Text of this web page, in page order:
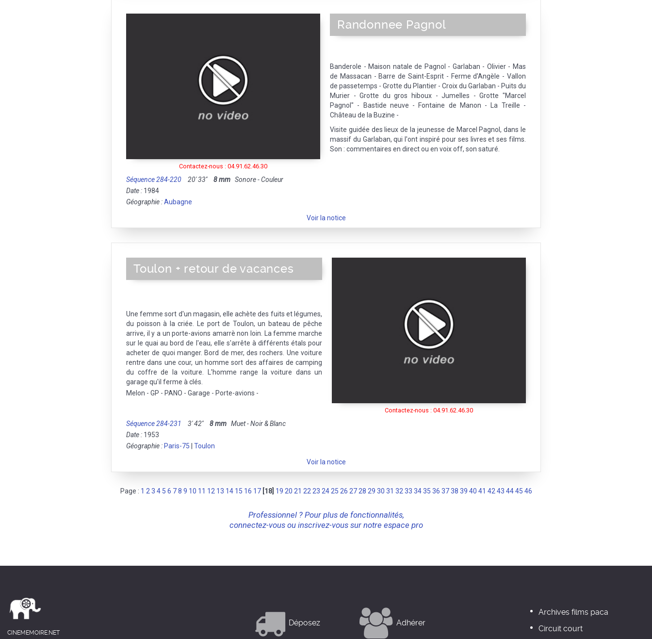
Contactez-nous : 04.91.62.46.30
Randonnee Pagnol
Banderole - Maison natale de Pagnol - Garlaban - Olivier - Mas
de Massacan - Barre de Saint-Esprit - Ferme d'Angèle - Vallon
de passetemps - Grotte du Plantier - Croix du Garlaban - Puits du
Murier - Grotte du gros hiboux - Jumelles - Grotte "Marcel
Pagnol" - Bastide neuve - Fontaine de Manon - La Treille -
Château de la Buzine -
Visite guidée des lieux de la jeunesse de Marcel Pagnol, dans le
massif du Garlaban, qui l'ont inspiré pour ses livres et ses films.
Son : commentaires en direct ou en voix off, son saturé.
Séquence 284-220 20' 33'' 8 mm Sonore - Couleur
Date : 1984
Géographie :Aubagne
Voir la notice
Contactez-nous : 04.91.62.46.30
Toulon + retour de vacances
Une femme sort d'un magasin, elle achète des fuits et légumes,
du poisson à la criée. Le port de Toulon, un bateau de pêche
arrive, il y a un porte-avions amarrè non loin. La femme marche
sur le quai au bord de l'eau, elle s'arrête à différents étals pour
acheter de quoi manger. Bord de mer, des rochers. Une voiture
rentre dans une cour, un homme sort des affaires de camping
du coffre de la voiture. L'homme range la voiture dans un
garage qu'il ferme à clés.
Melon - GP - PANO - Garage - Porte-avions -
Séquence 284-231 3' 42'' 8 mm Muet - Noir & Blanc
Date : 1953
Géographie : Paris-75 Toulon
Voir la notice
Page : 1 2 3 4 5 6 7 8 9 10 11 12 13 14 15 16 17 [18] 19 20 21 22 23 24 25 26 27 28 29 30 31 32 33 34 35 36 37 38 39 40 41 42 43 44 45 46
Professionnel ? Pour plus de fonctionnalités,
connectez-vous ou inscrivez-vous sur notre espace pro
CINEMEMOIRE.NET
Déposez Adhérer
Archives films paca
Circuit court